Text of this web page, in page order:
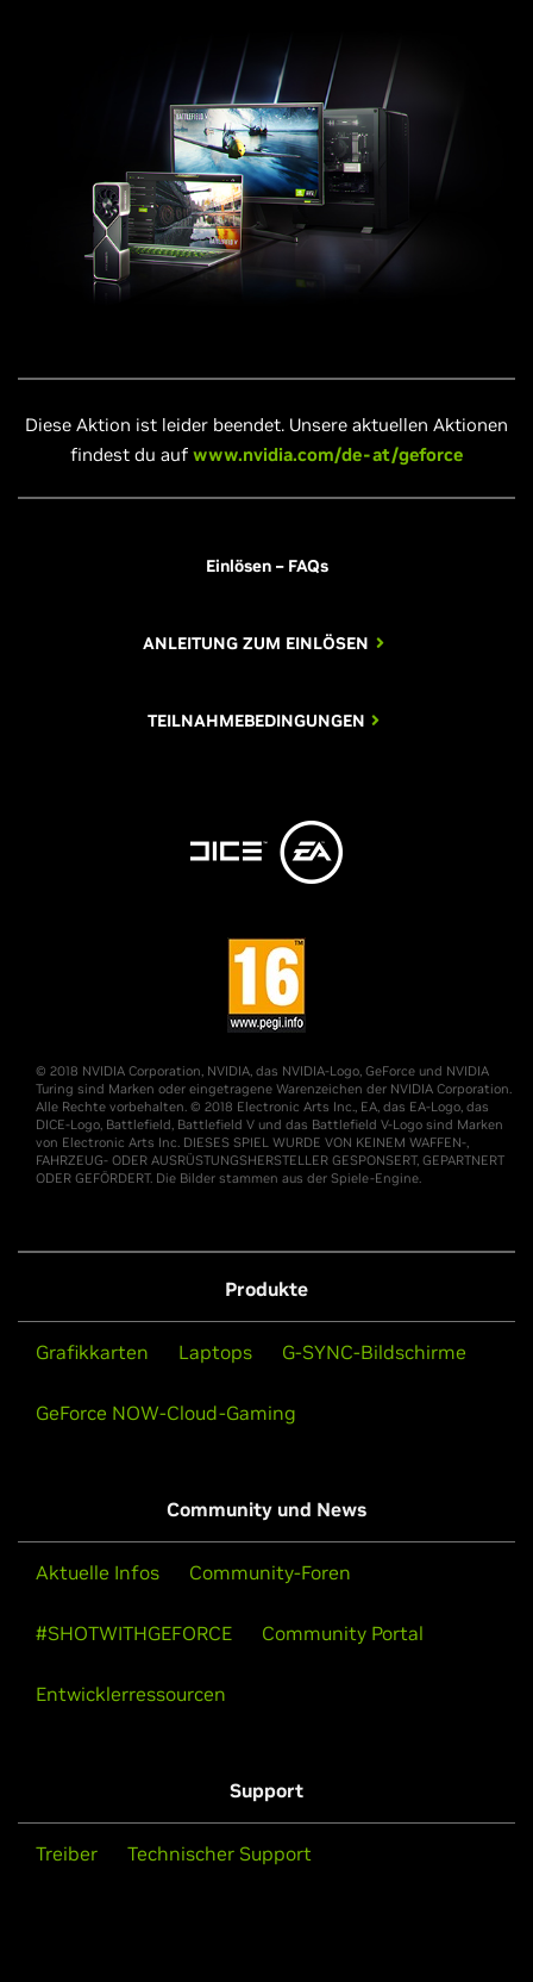
Diese Aktion ist leider beendet. Unsere aktuellen Aktionen
findest du auf www.nvidia.com/de-at/geforce
Einlösen – FAQs
ANLEITUNG ZUM EINLÖSEN
TEILNAHMEBEDINGUNGEN
© 2018 NVIDIA Corporation, NVIDIA, das NVIDIA-Logo, GeForce und NVIDIA
Turing sind Marken oder eingetragene Warenzeichen der NVIDIA Corporation.
Alle Rechte vorbehalten. © 2018 Electronic Arts Inc., EA, das EA-Logo, das
DICE-Logo, Battlefield, Battlefield V und das Battlefield V-Logo sind Marken
von Electronic Arts Inc. DIESES SPIEL WURDE VON KEINEM WAFFEN-,
FAHRZEUG- ODER AUSRÜSTUNGSHERSTELLER GESPONSERT, GEPARTNERT
ODER GEFÖRDERT. Die Bilder stammen aus der Spiele-Engine.
Produkte
Grafikkarten Laptops G-SYNC-Bildschirme
GeForce NOW-Cloud-Gaming
Community und News
Aktuelle Infos Community-Foren
#SHOTWITHGEFORCE Community Portal
Entwicklerressourcen
Support
Treiber Technischer Support